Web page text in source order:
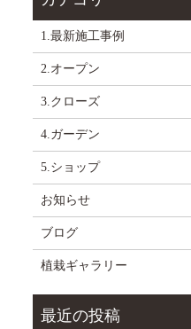
1.最新施工事例
2.オープン
3.クローズ
4.ガーデン
5.ショップ
お知らせ
ブログ
植栽ギャラリー